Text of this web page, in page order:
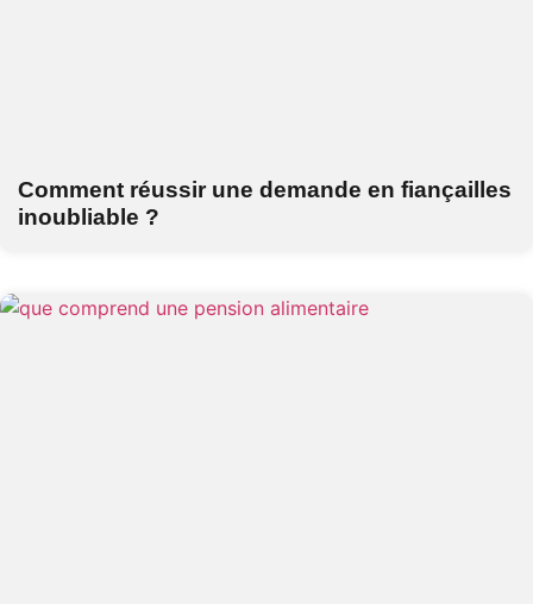
Comment réussir une demande en fiançailles
inoubliable ?